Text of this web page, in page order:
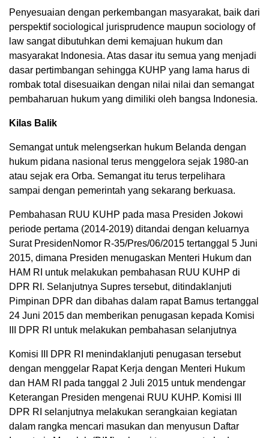
Penyesuaian dengan perkembangan masyarakat, baik dari
perspektif sociological jurisprudence maupun sociology of
law sangat dibutuhkan demi kemajuan hukum dan
masyarakat Indonesia. Atas dasar itu semua yang menjadi
dasar pertimbangan sehingga KUHP yang lama harus di
rombak total disesuaikan dengan nilai nilai dan semangat
pembaharuan hukum yang dimiliki oleh bangsa Indonesia.
Kilas Balik
Semangat untuk melengserkan hukum Belanda dengan
hukum pidana nasional terus menggelora sejak 1980-an
atau sejak era Orba. Semangat itu terus terpelihara
sampai dengan pemerintah yang sekarang berkuasa.
Pembahasan RUU KUHP pada masa Presiden Jokowi
periode pertama (2014-2019) ditandai dengan keluarnya
Surat PresidenNomor R-35/Pres/06/2015 tertanggal 5 Juni
2015, dimana Presiden menugaskan Menteri Hukum dan
HAM RI untuk melakukan pembahasan RUU KUHP di
DPR RI. Selanjutnya Supres tersebut, ditindaklanjuti
Pimpinan DPR dan dibahas dalam rapat Bamus tertanggal
24 Juni 2015 dan memberikan penugasan kepada Komisi
III DPR RI untuk melakukan pembahasan selanjutnya
Komisi III DPR RI menindaklanjuti penugasan tersebut
dengan menggelar Rapat Kerja dengan Menteri Hukum
dan HAM RI pada tanggal 2 Juli 2015 untuk mendengar
Keterangan Presiden mengenai RUU KUHP. Komisi III
DPR RI selanjutnya melakukan serangkaian kegiatan
dalam rangka mencari masukan dan menyusun Daftar